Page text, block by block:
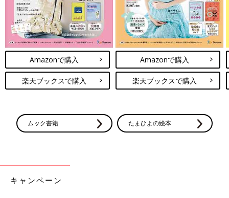
Amazonで購入
楽天ブックスで購入
Amazonで購入
楽天ブックスで購入
ムック書籍 たまひよの絵本
キャンペーン